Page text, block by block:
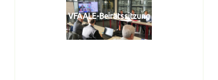
VFAALE-Beiratssitzung